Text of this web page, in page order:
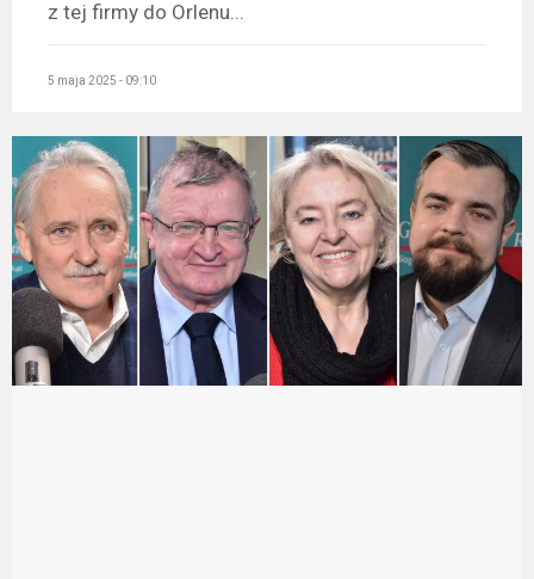
z tej firmy do Orlenu...
5 maja 2025 - 09:10